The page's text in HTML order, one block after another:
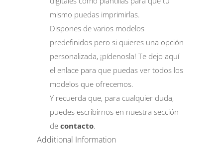
mismo puedas imprimirlas.
Dispones de varios modelos
predefinidos pero si quieres una opción
personalizada, ¡pídenosla! Te dejo aquí
el enlace para que puedas ver todos los
modelos que ofrecemos.
Y recuerda que, para cualquier duda,
puedes escribirnos en nuestra sección
de contacto.
Additional Information